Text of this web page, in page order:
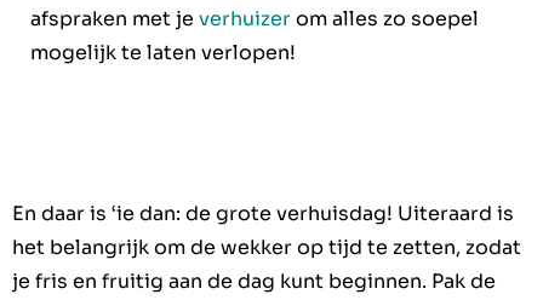
afspraken met je verhuizerom alles zo soepel
mogelijk te laten verlopen!
En daar is ‘ie dan: de grote verhuisdag! Uiteraard is
het belangrijk om de wekker op tijd te zetten, zodat
je fris en fruitig aan de dag kunt beginnen. Pak de